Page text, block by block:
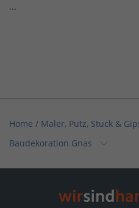
...
Home / Maler, Putz, Stuck &
Baudekoration Gnas
Home / Hessen / Laubach -
Baudekoration Gnas